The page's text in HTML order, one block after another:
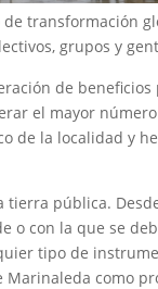
transformación
grupos y
de
el mayor
de la localidad y
pública.
o con la que se
tipo de
como